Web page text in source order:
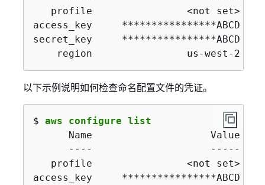
profile                <not set>
access_key
secret_key     ****************ABCD
region                us-west-2
以下示例说明如何检查命名配置文件的凭证。
$ aws configure list
Name                    Value
----                    -----
profile                <not set>
access_key